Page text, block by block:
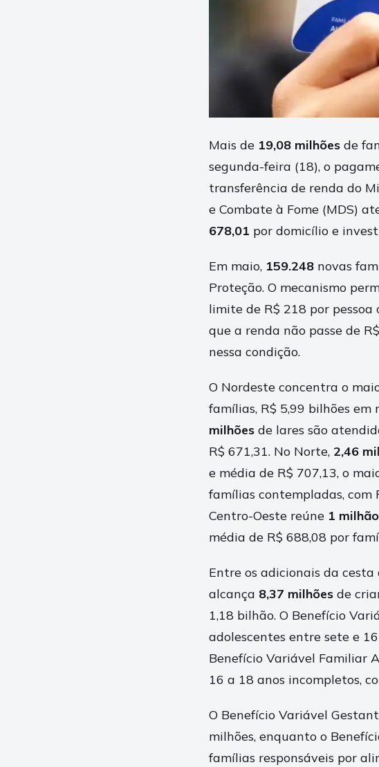
Mais de 19,08 milhões de
segunda-feira (18), o
transferência de renda do
e Combate à Fome (MDS)
678,01 por domicílio e
Em maio, 159.248 novas
Proteção. O mecanismo
limite de R$ 218 por
que a renda não passe de
nessa condição.
O Nordeste concentra o
famílias, R$ 5,99 bilhões em
milhões de lares são
R$ 671,31. No Norte, 2,46
e média de R$ 707,13, o
famílias contempladas, com
Centro-Oeste reúne 1 milhão
média de R$ 688,08 por
Entre os adicionais da
alcança 8,37 milhões de
1,18 bilhão. O Benefício
adolescentes entre sete e
Benefício Variável Familiar
16 a 18 anos incompletos,
O Benefício Variável
milhões, enquanto o
famílias responsáveis por